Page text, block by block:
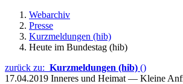
Webarchiv
Presse
Kurzmeldungen (hib)
Heute im Bundestag (hib)
zurück zu: Kurzmeldungen (hib) ()
17.04.2019 Inneres und Heimat — Kleine